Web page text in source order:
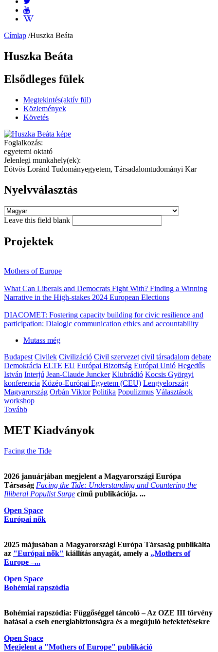
Címlap /Huszka Beáta
Huszka Beáta
Elsődleges fülek
Megtekintés(aktív fül)
Közlemények
Követés
Foglalkozás:
egyetemi oktató
Jelenlegi munkahely(ek):
Eötvös Loránd Tudományegyetem, Társadalomtudományi Kar
Nyelvválasztás
Leave this field blank
Projektek
Mothers of Europe
What Can Liberals and Democrats Fight With? Finding a Winning
Narrative in the High-stakes 2024 European Elections
DIACOMET: Fostering capacity building for civic resilience and
participation: Dialogic communication ethics and accountability
Mutass még
Budapest Civilek Civilizáció Civil szervezet civil társadalom debate
Demokrácia ELTE EU Európai Bizottság Európai Unió Hegedűs
István Interjú Jean-Claude Juncker Klubrádió Kocsis Györgyi
konferencia Közép-Európai Egyetem (CEU) Lengyelország
Magyarország Orbán Viktor Politika Populizmus Választások
workshop
Tovább
MET Kiadványok
Facing the Tide
2026 januárjában megjelent a Magyarországi Európa
Társaság Facing the Tide: Understanding and Countering the
Illiberal Populist Surge című publikációja. ...
Open Space
Európai nők
2025 májusában a Magyarországi Európa Társaság publikálta
az "Európai nők" kiállítás anyagát, amely a „Mothers of
Europe –...
Open Space
Bohémiai rapszódia
Bohémiai rapszódia: Függőséggel táncoló – Az OZE III törvény
hatásai a cseh energiabiztonságra és a megújuló befektetésekre
Open Space
Megjelent a "Mothers of Europe" publikáció